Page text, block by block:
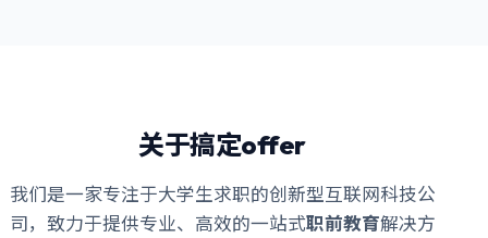
关于搞定offer
我们是一家专注于大学生求职的创新型互联网科技公
司，致力于提供专业、高效的一站式职前教育解决方